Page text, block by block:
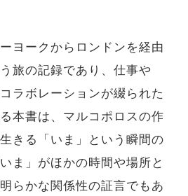
ヨークからロンドンを経由
旅の記録であり、仕事や
ラボレーションが綴られた
本書は、マルコポロスの作
きる「いま」という瞬間の
ま」がほかの時間や場所と
らかな関係性の証言でもあ